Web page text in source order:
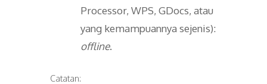
Processor, WPS, GDocs, atau
yang kemampuannya sejenis):
offline.
Catatan: